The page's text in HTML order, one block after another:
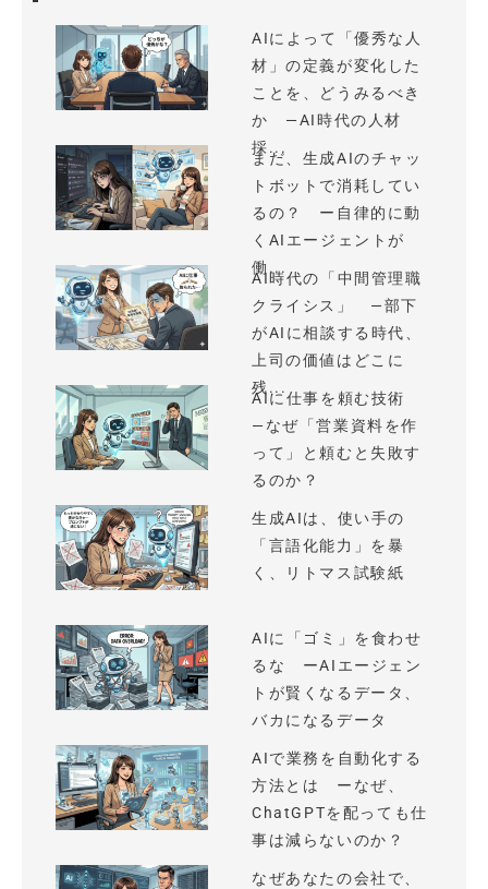
AIによって「優秀な人
材」の定義が変化した
ことを、どうみるべき
か —AI時代の人材
採...
まだ、生成AIのチャッ
トボットで消耗してい
るの？ ー自律的に動
くAIエージェントが
働...
AI時代の「中間管理職
クライシス」 —部下
がAIに相談する時代、
上司の価値はどこに
残...
AIに仕事を頼む技術
—なぜ「営業資料を作
って」と頼むと失敗す
るのか？
生成AIは、使い手の
「言語化能力」を暴
く、リトマス試験紙
AIに「ゴミ」を食わせ
るな ーAIエージェン
トが賢くなるデータ、
バカになるデータ
AIで業務を自動化する
方法とは ーなぜ、
ChatGPTを配っても仕
事は減らないのか？
なぜあなたの会社で、